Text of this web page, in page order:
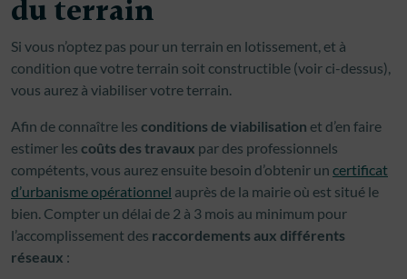
du terrain
Si vous n’optez pas pour un terrain en lotissement, et à
condition que votre terrain soit constructible (voir ci-dessus),
vous aurez à viabiliser votre terrain.
Afin de connaître les conditions de viabilisation et d’en faire
estimer les coûts des travaux par des professionnels
compétents, vous aurez ensuite besoin d’obtenir un certificat
d’urbanisme opérationnel auprès de la mairie où est situé le
bien. Compter un délai de 2 à 3 mois au minimum pour
l’accomplissement des raccordements aux différents
réseaux :